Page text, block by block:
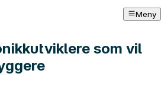
Meny
som vil